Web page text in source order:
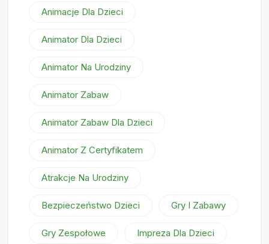
Animacje Dla Dzieci
Animator Dla Dzieci
Animator Na Urodziny
Animator Zabaw
Animator Zabaw Dla Dzieci
Animator Z Certyfikatem
Atrakcje Na Urodziny
Bezpieczeństwo Dzieci Gry I Zabawy
Gry Zespołowe Impreza Dla Dzieci